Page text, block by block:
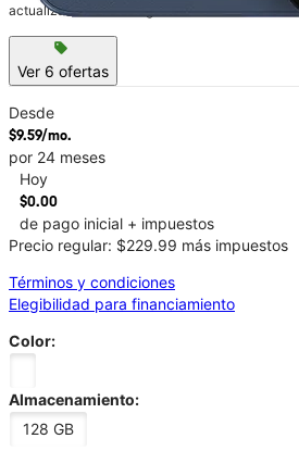
This carousel contains a column of small
actualización el 6 de agosto
sell
Ver 6 ofertas
Desde
$9.59/mo.
por 24 meses
Hoy
$0.00
de pago inicial + impuestos
Precio regular: $229.99 más impuestos
Términos y condiciones
Elegibilidad para financiamiento
Color:
Almacenamiento:
128 GB